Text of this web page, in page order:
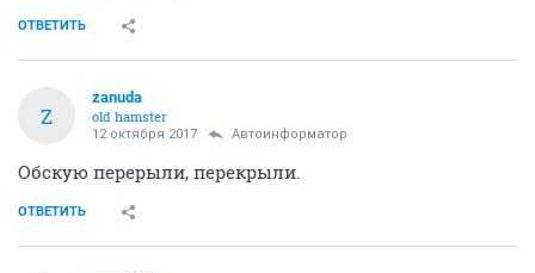
ОТВЕТИТЬ
Z
zanuda
old hamster
12 октября 2017 Автоинформатор
Обскую перерыли, перекрыли.
ОТВЕТИТЬ